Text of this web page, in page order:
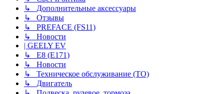
↳ Дополнительные аксессуары
↳ Отзывы
↳ PREFACE (FS11)
↳ Новости
| GEELY EV
↳ E8 (E171)
↳ Новости
↳ Техническое обслуживание (ТО)
↳ Двигатель